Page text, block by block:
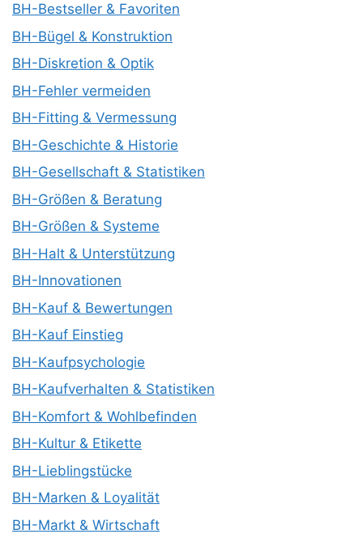
BH-Bestseller & Favoriten
BH-Bügel & Konstruktion
BH-Diskretion & Optik
BH-Fehler vermeiden
BH-Fitting & Vermessung
BH-Geschichte & Historie
BH-Gesellschaft & Statistiken
BH-Größen & Beratung
BH-Größen & Systeme
BH-Halt & Unterstützung
BH-Innovationen
BH-Kauf & Bewertungen
BH-Kauf Einstieg
BH-Kaufpsychologie
BH-Kaufverhalten & Statistiken
BH-Komfort & Wohlbefinden
BH-Kultur & Etikette
BH-Lieblingstücke
BH-Marken & Loyalität
BH-Markt & Wirtschaft